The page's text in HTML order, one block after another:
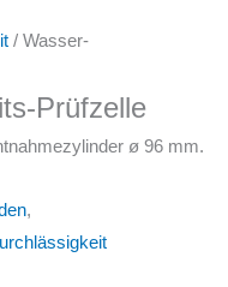
/ Wasser-
Prüfzelle
ø 96 mm.
,